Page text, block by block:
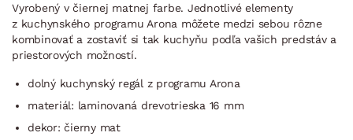
Vyrobený v čiernej matnej farbe. Jednotlivé elementy
z kuchynského programu Arona môžete medzi sebou rôzne
kombinovať a zostaviť si tak kuchyňu podľa vašich predstáv a
priestorových možností.
dolný kuchynský regál z programu Arona
materiál: laminovaná drevotrieska 16 mm
dekor: čierny mat